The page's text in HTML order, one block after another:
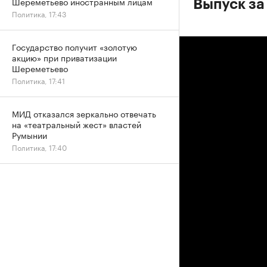
Выпуск
Политика, 17:43
Государство получит «золотую
акцию» при приватизации
Шереметьево
Политика, 17:41
МИД отказался зеркально отвечать
на «театральный жест» властей
Румынии
Политика, 17:40